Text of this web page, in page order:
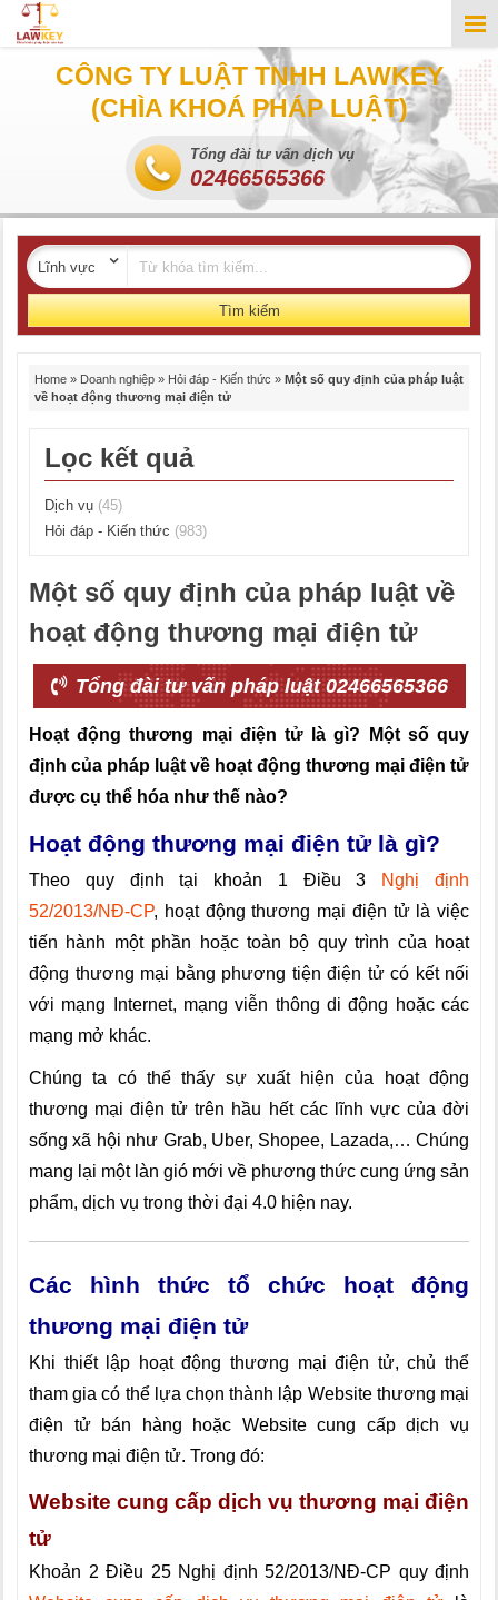
CÔNG TY LUẬT TNHH LAWKEY
(CHÌA KHOÁ PHÁP LUẬT)
Tổng đài tư vấn dịch vụ
02466565366
Tìm kiếm
Home » Doanh nghiệp » Hỏi đáp - Kiến thức » Một số quy định của pháp luật
về hoạt động thương mại điện tử
Lọc kết quả
Dịch vụ (45)
Hỏi đáp - Kiến thức (983)
Một số quy định của pháp luật về
hoạt động thương mại điện tử
Tổng đài tư vấn pháp luật 02466565366
Hoạt động thương mại điện tử là gì? Một số quy
định của pháp luật về hoạt động thương mại điện tử
được cụ thể hóa như thế nào?
Hoạt động thương mại điện tử là gì?
Theo quy định tại khoản 1 Điều 3
Nghị định
52/2013/NĐ-CP, hoạt động thương mại điện tử là việc
tiến hành một phần hoặc toàn bộ quy trình của hoạt
động thương mại bằng phương tiện điện tử có kết nối
với mạng Internet, mạng viễn thông di động hoặc các
mạng mở khác.
Chúng ta có thể thấy sự xuất hiện của hoạt động
thương mại điện tử trên hầu hết các lĩnh vực của đời
sống xã hội như Grab, Uber, Shopee, Lazada,… Chúng
mang lại một làn gió mới về phương thức cung ứng sản
phẩm, dịch vụ trong thời đại 4.0 hiện nay.
Các hình thức tổ chức hoạt động
thương mại điện tử
Khi thiết lập hoạt động thương mại điện tử, chủ thể
tham gia có thể lựa chọn thành lập Website thương mại
điện tử bán hàng hoặc Website cung cấp dịch vụ
thương mại điện tử. Trong đó:
Website cung cấp dịch vụ thương mại điện
tử
Khoản 2 Điều 25 Nghị định 52/2013/NĐ-CP quy định